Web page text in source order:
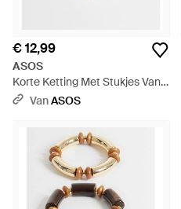
€ 12,99
ASOS
Korte Ketting Met Stukjes Van
Imitatie-Halfedelstenen - Wit
VanASOS